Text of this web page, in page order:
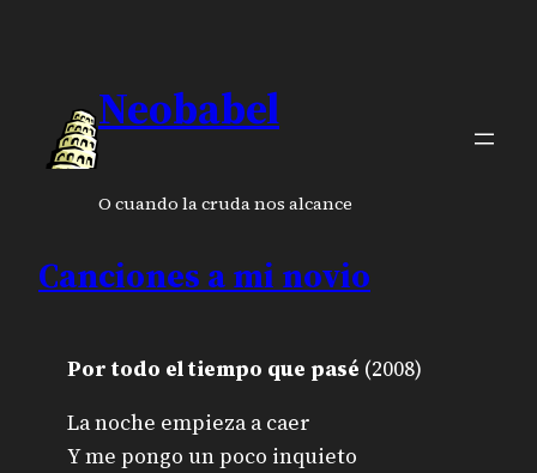
Neobabel
O cuando la cruda nos alcance
Canciones a mi novio
Por todo el tiempo que pasé (2008)
La noche empieza a caer
Y me pongo un poco inquieto